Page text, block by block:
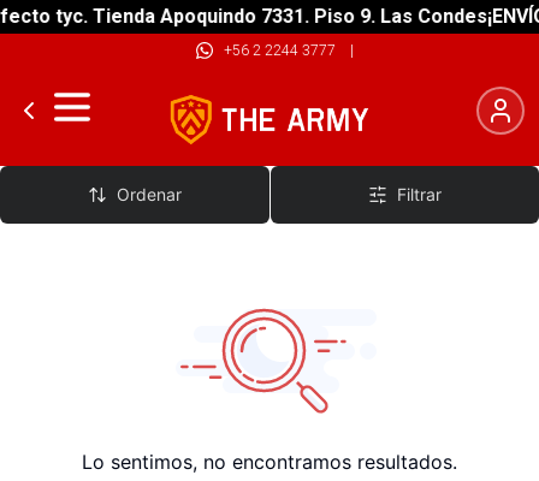
tyc. Tienda Apoquindo 7331. Piso 9. Las Condes
+56 2 2244 3777 |
Ruedas Skate
Ordenar Filtrar
Lo sentimos, no encontramos resultados.